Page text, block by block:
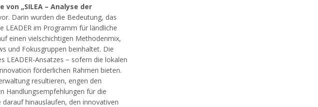
„SILEA – Analyse der
Darin wurden die Bedeutung, das
LEADER im Programm für ländliche
einen vielschichtigen Methodenmix,
und Fokusgruppen beinhaltet. Die
LEADER-Ansatzes − sofern die lokalen
förderlichen Rahmen bieten.
resultieren, engen den
Handlungsempfehlungen für die
hinauslaufen, den innovativen